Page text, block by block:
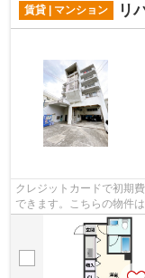
賃貸 | マンション リ
クレジットカードで初期
できます。こちらの物件
8分に立地する物件です。